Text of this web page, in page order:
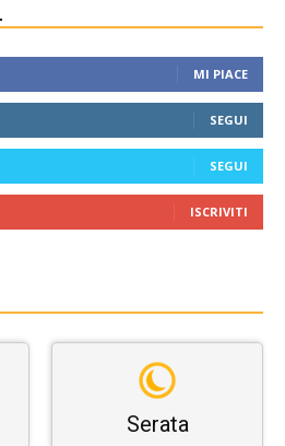
MI PIACE
SEGUI
SEGUI
ISCRIVITI
Serata